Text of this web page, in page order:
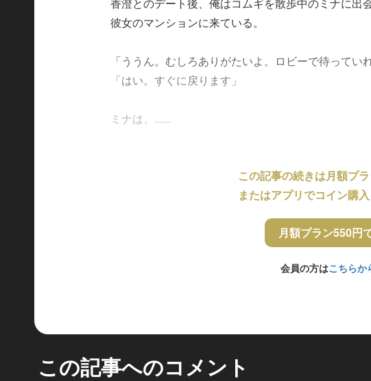
彼女のマンションに来ている。
「ううん。むしろありがたいよ。ロビーで待ってい
「はい。すぐに戻ります」
ミナは、......
この記事の続きは月額プラ
またはアプリでコイン購
月額プラン550円
会員の方はこちらか
この記事へのコメント